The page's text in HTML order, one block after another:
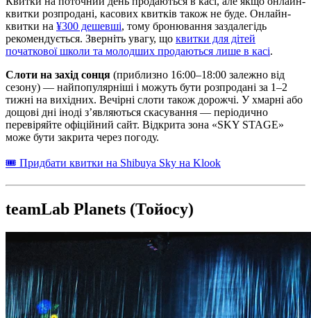
квитки розпродані, касових квитків також не буде. Онлайн-
квитки на ¥300 дешевші, тому бронювання заздалегідь
рекомендується. Зверніть увагу, що квитки для дітей
початкової школи та молодших продаються лише в касі.
Слоти на захід сонця (приблизно 16:00–18:00 залежно від
сезону) — найпопулярніші і можуть бути розпродані за 1–2
тижні на вихідних. Вечірні слоти також дорожчі. У хмарні або
дощові дні іноді з’являються скасування — періодично
перевіряйте офіційний сайт. Відкрита зона «SKY STAGE»
може бути закрита через погоду.
🎟 Придбати квитки на Shibuya Sky на Klook
teamLab Planets (Тойосу)